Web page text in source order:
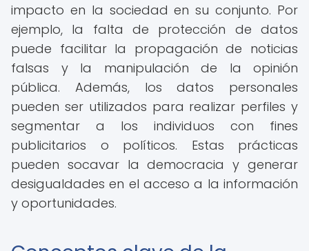
impacto en la sociedad en su conjunto. Por
ejemplo, la falta de protección de datos
puede facilitar la propagación de noticias
falsas y la manipulación de la opinión
pública. Además, los datos personales
pueden ser utilizados para realizar perfiles y
segmentar a los individuos con fines
publicitarios o políticos. Estas prácticas
pueden socavar la democracia y generar
desigualdades en el acceso a la información
y oportunidades.